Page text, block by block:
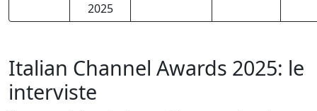
2025
Italian Channel Awards 2025: le
interviste